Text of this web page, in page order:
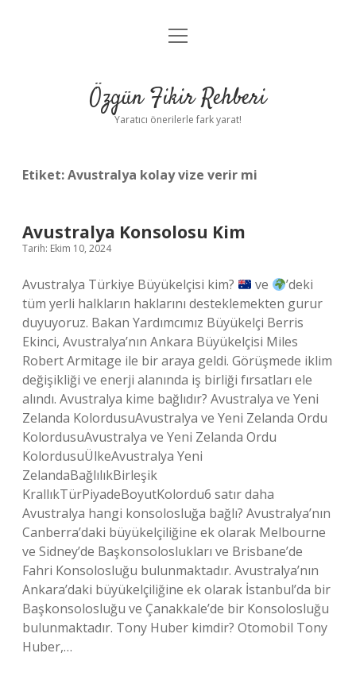
Gizlilik Politikası
Yasal Uyarı
menüyü
Özgün Fikir Rehberi
Yaratıcı önerilerle fark yarat!
Etiket:Avustralya kolay vize verir mi
Avustralya Konsolosu Kim
Tarih: Ekim 10, 2024
Avustralya Türkiye Büyükelçisi kim? ve
’deki
tüm yerli halkların haklarını desteklemekten gurur
duyuyoruz. Bakan Yardımcımız Büyükelçi Berris
Ekinci, Avustralya’nın Ankara Büyükelçisi Miles
Robert Armitage ile bir araya geldi. Görüşmede iklim
değişikliği ve enerji alanında iş birliği fırsatları ele
alındı. Avustralya kime bağlıdır? Avustralya ve Yeni
Zelanda KolordusuAvustralya ve Yeni Zelanda Ordu
KolordusuAvustralya ve Yeni Zelanda Ordu
KolordusuÜlkeAvustralya Yeni
ZelandaBağlılıkBirleşik
KrallıkTürPiyadeBoyutKolordu6 satır daha
Avustralya hangi konsolosluğa bağlı? Avustralya’nın
Canberra’daki büyükelçiliğine ek olarak Melbourne
ve Sidney’de Başkonsoloslukları ve Brisbane’de
Fahri Konsolosluğu bulunmaktadır. Avustralya’nın
Ankara’daki büyükelçiliğine ek olarak İstanbul’da bir
Başkonsolosluğu ve Çanakkale’de bir Konsolosluğu
bulunmaktadır. Tony Huber kimdir? Otomobil Tony
Huber,…